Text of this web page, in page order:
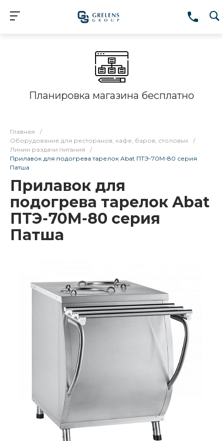
Планировка магазина бесплатно
Главная
/
Оборудование для ресторанов, кафе, баров, столовых
/
Линии раздачи питания
/
Прилавок для подогрева тарелок Abat ПТЭ-70М-80 серия
Патша
Прилавок для
подогрева тарелок Abat
ПТЭ-70М-80 серия
Патша